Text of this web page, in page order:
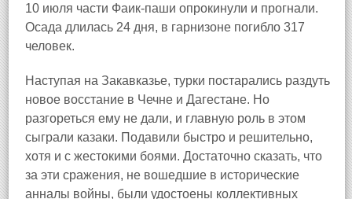
10 июля части Фаик-паши опрокинули и прогнали.
Осада длилась 24 дня, в гарнизоне погибло 317
человек.
Наступая на Закавказье, турки постарались раздуть
новое восстание в Чечне и Дагестане. Но
разгореться ему не дали, и главную роль в этом
сыграли казаки. Подавили быстро и решительно,
хотя и с жестокими боями. Достаточно сказать, что
за эти сражения, не вошедшие в исторические
анналы войны, были удостоены коллективных